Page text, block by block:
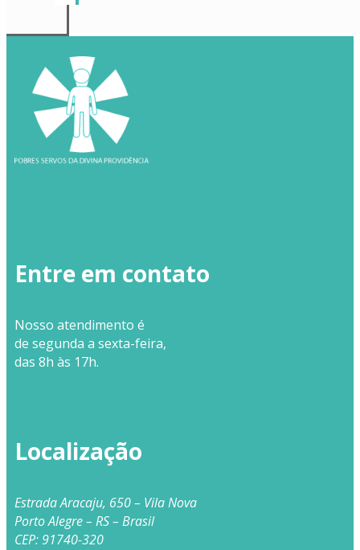
Entre em contato
Nosso atendimento é
de segunda a sexta-feira,
das 8h às 17h.
Localização
Estrada Aracaju, 650 – Vila Nova
Porto Alegre – RS – Brasil
CEP: 91740-320